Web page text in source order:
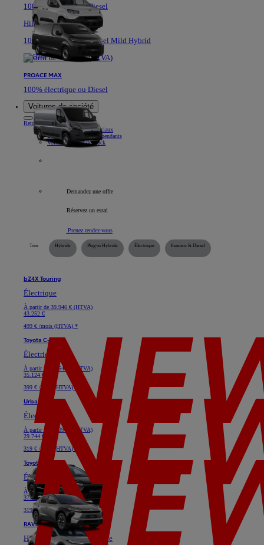
100% électrique ou Diesel
Hilux
100% Electrique ou Diesel Mild Hybrid
A partir de 40.361 € (HTVA)
PROACE MAX
100% électrique ou Diesel
Voitures de société
RetourÉlément
Nos véhicules commerciaux
Informations pour indépendants
Voitures société de stock
Demandez une offre
Réservez un essai
Prenez rendez-vous
Tous Hybride Plug-in Hybride Électrique Essence & Diesel
bZ4X Touring
Électrique
À partir de 39.946 € (HTVA)
43.252 €
499 € /mois (HTVA) *
Toyota C-HR+
Électrique
À partir de
32.645 € (HTVA)
35.124 €
399 € /mois (HTVA) *
Urban Cruiser
Électrique
À partir de
28.091 € (HTVA)
29.744 €
319 € /mois (HTVA) *
Toyota bZ4X
Électrique
À partir de
33.719 € (HTVA)
37.025 €
319 € /mois (HTVA) *
RAV4
Hybride ou Plug-in Hybride